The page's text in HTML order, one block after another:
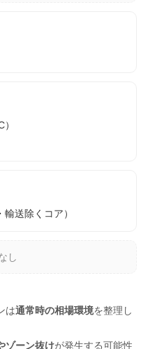
送除くコア）
し
は通常時の相場環境を整理し
ゾーン抜けが発生する可能性